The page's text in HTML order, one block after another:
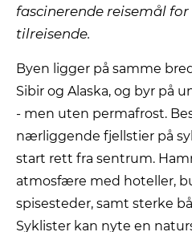
fascinerende reisemål
tilreisende.
Byen ligger på samme
Sibir og Alaska, og byr på
- men uten permafrost.
nærliggende fjellstier på
start rett fra sentrum.
atmosfære med hoteller,
spisesteder, samt sterke
Syklister kan nyte en